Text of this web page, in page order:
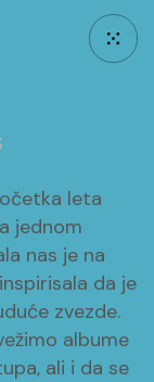
leta
jednom
nas je na
da je
zvezde.
albume
ali i da se